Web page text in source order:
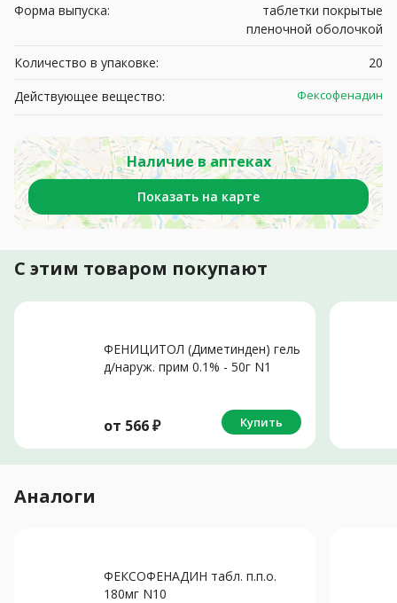
Форма выпуска:
таблетки покрытые
пленочной оболочкой
Количество в упаковке:
20
Действующее вещество:
Фексофенадин
Наличие в аптеках
Показать на карте
С этим товаром покупают
ФЕНИЦИТОЛ (Диметинден) гель
д/наруж. прим 0.1% - 50г N1
от 566₽ Купить
Аналоги
ФЕКСОФЕНАДИН табл. п.п.о.
180мг N10